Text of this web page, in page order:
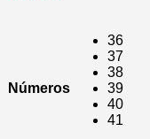
Números
36
37
38
39
40
41